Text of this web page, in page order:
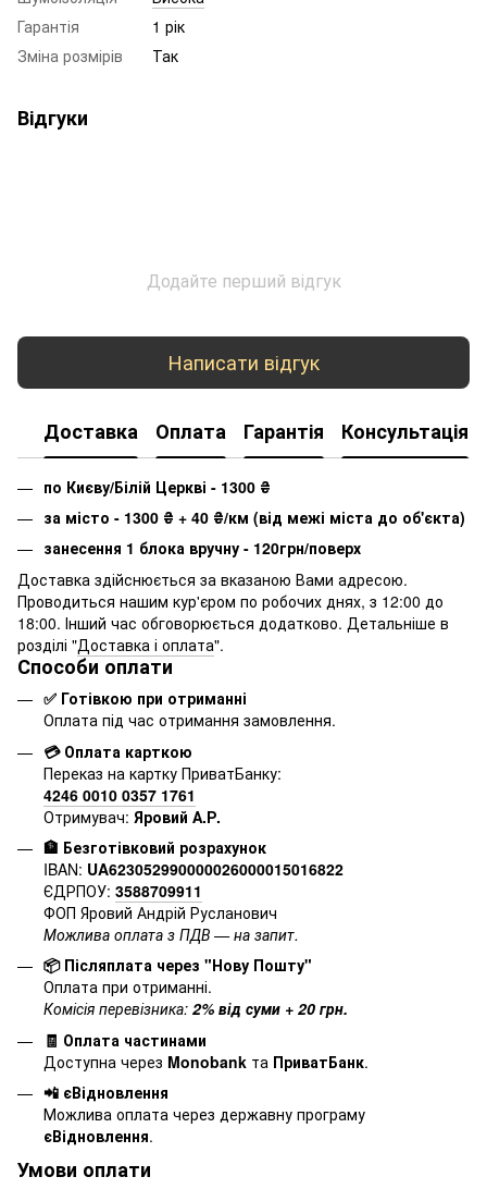
Гарантія
1 рік
Зміна розмірів
Так
Відгуки
Додайте перший відгук
Написати відгук
Доставка Оплата Гарантія Консультація
по Києву/Білій Церкві - 1300 ₴
за місто - 1300 ₴ + 40 ₴/км (від межі міста до об'єкта)
занесення 1 блока вручну - 120грн/поверх
Доставка здійснюється за вказаною Вами адресою.
Проводиться нашим кур'єром по робочих днях, з 12:00 до
18:00. Інший час обговорюється додатково. Детальніше в
розділі "Доставка і оплата".
Способи оплати
✅ Готівкою при отриманні
Оплата під час отримання замовлення.
💳 Оплата карткою
Переказ на картку ПриватБанку:
4246 0010 0357 1761
Отримувач: Яровий А.Р.
🏦 Безготівковий розрахунок
IBAN: UA623052990000026000015016822
ЄДРПОУ: 3588709911
ФОП Яровий Андрій Русланович
Можлива оплата з ПДВ — на запит.
📦 Післяплата через "Нову Пошту"
Оплата при отриманні.
Комісія перевізника: 2% від суми + 20 грн.
🧾 Оплата частинами
Доступна через Monobank та ПриватБанк.
📲 єВідновлення
Можлива оплата через державну програму
єВідновлення.
Умови оплати